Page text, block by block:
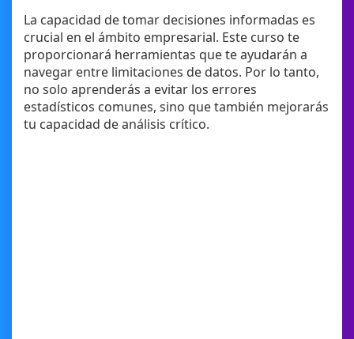
La capacidad de tomar decisiones informadas es
crucial en el ámbito empresarial. Este curso te
proporcionará herramientas que te ayudarán a
navegar entre limitaciones de datos. Por lo tanto,
no solo aprenderás a evitar los errores
estadísticos comunes, sino que también mejorarás
tu capacidad de análisis crítico.